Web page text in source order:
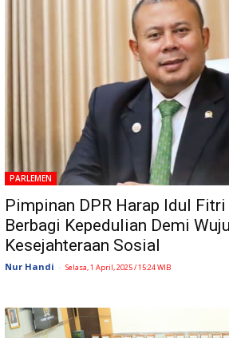
PARLEMEN
Pimpinan DPR Harap Idul
Berbagi Kepedulian Demi
Kesejahteraan Sosial
Nur Handi - Selasa, 1 April, 2025 / 15:24 WIB